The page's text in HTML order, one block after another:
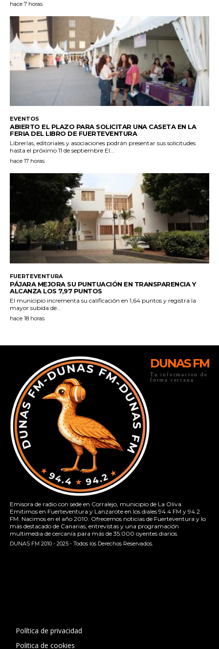
DUNAS FM
Tu informacion de
forma cercana
Emisora de radio con sede en Corralejo, municipio de La Oliva.
Emitimos en Fuerteventura y Lanzarote en los diales 94.4 FM y 94.2
FM. Nacimos en el año 2010. Ofrecemos noticias de Fuerteventura y lo
más destacado de Canarias, entrevistas y una programación
multimedia de cercanía para más de 35.000 oyentes diarios.
DUNAS FM 2010 - 2025 - Todos los Derechos Reservados.
Política de privacidad
Politica de cookies